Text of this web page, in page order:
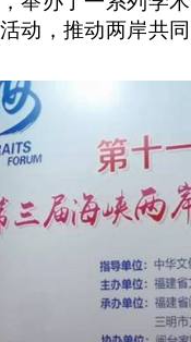
动，推动两岸共同